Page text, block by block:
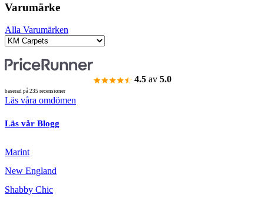
Varumärke
Alla Varumärken
4.5 av 5.0
baserad på 235 recensioner
Läs våra omdömen
Läs vår Blogg
Marint
New England
Shabby Chic